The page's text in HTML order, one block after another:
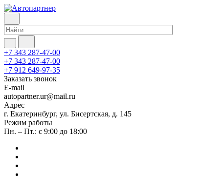
+7 343 287-47-00
+7 343 287-47-00
+7 912 649-97-35
Заказать звонок
E-mail
autopartner.ur@mail.ru
Адрес
г. Екатеринбург, ул. Бисертская, д. 145
Режим работы
Пн. – Пт.: с 9:00 до 18:00